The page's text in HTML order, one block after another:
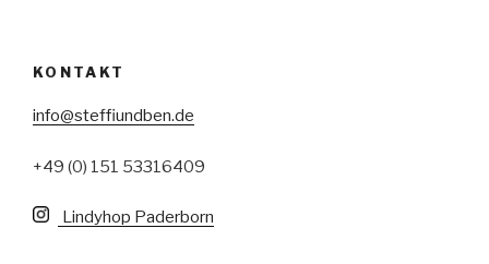
KONTAKT
info@steffiundben.de
+49 (0) 151 53316409
Lindyhop Paderborn